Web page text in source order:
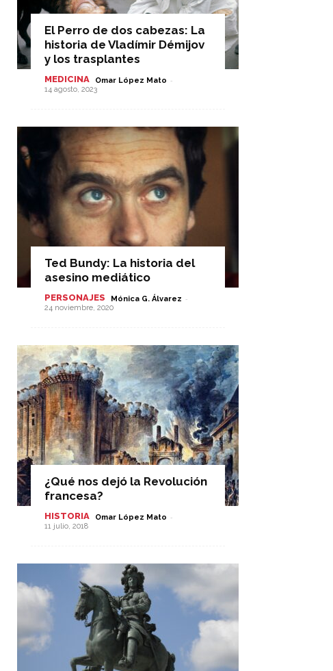
El Perro de dos cabezas: La
historia de Vladímir Démijov
y los trasplantes
MEDICINA Omar López Mato -
14 agosto, 2023
Ted Bundy: La historia del
asesino mediático
PERSONAJES Mónica G. Álvarez -
24 noviembre, 2020
¿Qué nos dejó la Revolución
francesa?
HISTORIA Omar López Mato -
11 julio, 2018